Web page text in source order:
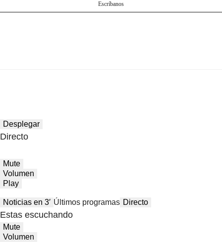
Escríbanos
Desplegar
Directo
Mute
Volumen
Play
Noticias en 3′ Últimos programas Directo
Estas escuchando
Mute
Volumen